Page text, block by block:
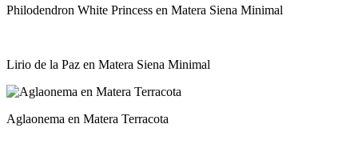
Philodendron White Princess en Matera Siena Minimal
Lirio de la Paz en Matera Siena Minimal
Aglaonema en Matera Terracota